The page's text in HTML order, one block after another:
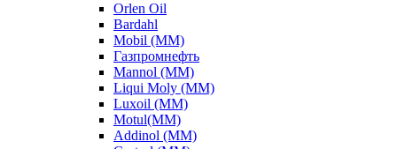
Orlen Oil
Bardahl
Mobil (ММ)
Газпромнефть
Mannol (ММ)
Liqui Moly (ММ)
Luxoil (ММ)
Motul(ММ)
Addinol (ММ)